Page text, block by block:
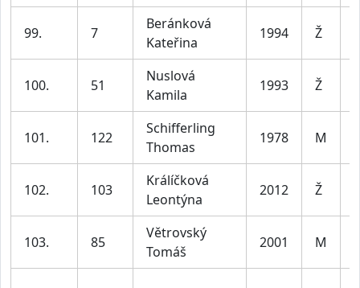
99. 7
Beránková
Kateřina
1994 Ž
100. 51
Nuslová
Kamila
1993 Ž
101. 122
Schifferling
Thomas
1978 M
102. 103
Králíčková
Leontýna
2012 Ž
103. 85
Větrovský
Tomáš
2001 M